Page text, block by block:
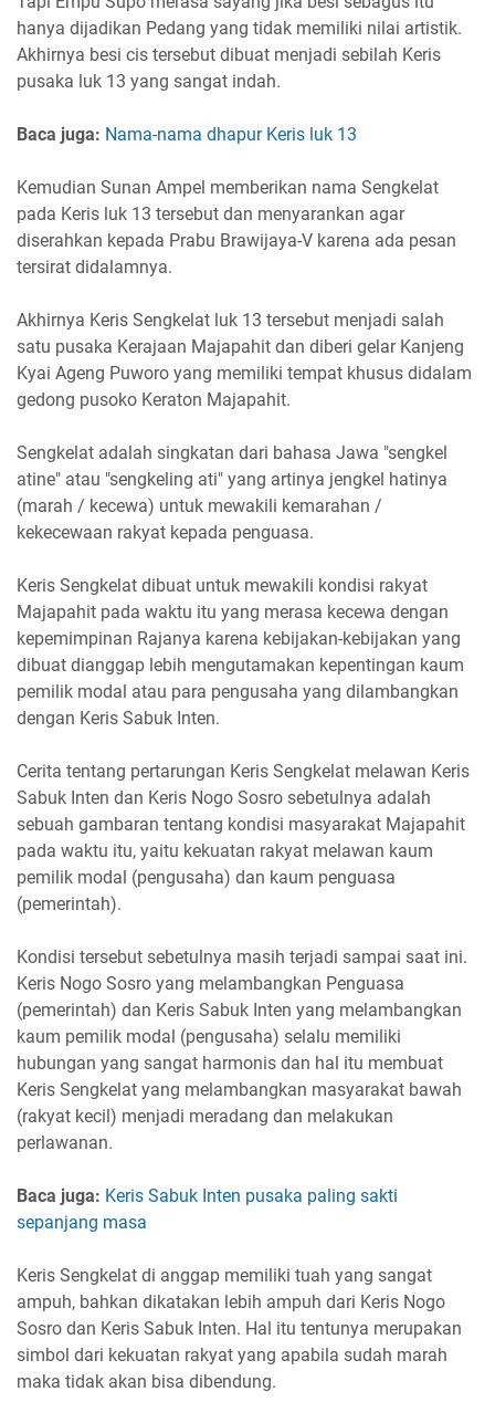
hanya dijadikan Pedang yang tidak memiliki nilai artistik.
Akhirnya besi cis tersebut dibuat menjadi sebilah Keris
pusaka luk 13 yang sangat indah.
Baca juga: Nama-nama dhapur Keris luk 13
Kemudian Sunan Ampel memberikan nama Sengkelat
pada Keris luk 13 tersebut dan menyarankan agar
diserahkan kepada Prabu Brawijaya-V karena ada pesan
tersirat didalamnya.
Akhirnya Keris Sengkelat luk 13 tersebut menjadi salah
satu pusaka Kerajaan Majapahit dan diberi gelar Kanjeng
Kyai Ageng Puworo yang memiliki tempat khusus didalam
gedong pusoko Keraton Majapahit.
Sengkelat adalah singkatan dari bahasa Jawa "sengkel
atine" atau "sengkeling ati" yang artinya jengkel hatinya
(marah / kecewa) untuk mewakili kemarahan /
kekecewaan rakyat kepada penguasa.
Keris Sengkelat dibuat untuk mewakili kondisi rakyat
Majapahit pada waktu itu yang merasa kecewa dengan
kepemimpinan Rajanya karena kebijakan-kebijakan yang
dibuat dianggap lebih mengutamakan kepentingan kaum
pemilik modal atau para pengusaha yang dilambangkan
dengan Keris Sabuk Inten.
Cerita tentang pertarungan Keris Sengkelat melawan Keris
Sabuk Inten dan Keris Nogo Sosro sebetulnya adalah
sebuah gambaran tentang kondisi masyarakat Majapahit
pada waktu itu, yaitu kekuatan rakyat melawan kaum
pemilik modal (pengusaha) dan kaum penguasa
(pemerintah).
Kondisi tersebut sebetulnya masih terjadi sampai saat ini.
Keris Nogo Sosro yang melambangkan Penguasa
(pemerintah) dan Keris Sabuk Inten yang melambangkan
kaum pemilik modal (pengusaha) selalu memiliki
hubungan yang sangat harmonis dan hal itu membuat
Keris Sengkelat yang melambangkan masyarakat bawah
(rakyat kecil) menjadi meradang dan melakukan
perlawanan.
Baca juga: Keris Sabuk Inten pusaka paling sakti
sepanjang masa
Keris Sengkelat di anggap memiliki tuah yang sangat
ampuh, bahkan dikatakan lebih ampuh dari Keris Nogo
Sosro dan Keris Sabuk Inten. Hal itu tentunya merupakan
simbol dari kekuatan rakyat yang apabila sudah marah
maka tidak akan bisa dibendung.